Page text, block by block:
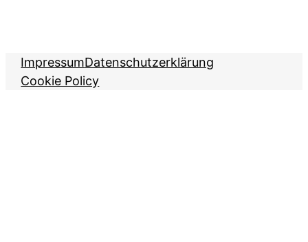
ImpressumDatenschutzerklärung
Cookie Policy